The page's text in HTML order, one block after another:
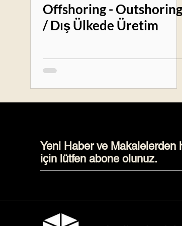
Offshoring - Outshoring
/ Dış Ülkede Üretim
Yeni Haber ve Makalelerden
için lütfen abone olunuz.